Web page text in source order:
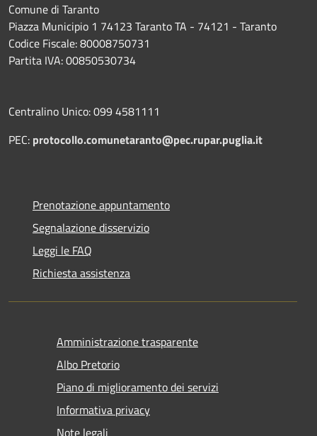
Comune di Taranto
Piazza Municipio 1 74123 Taranto TA - 74121 - Taranto
Codice Fiscale: 80008750731
Partita IVA: 00850530734
Centralino Unico: 099 4581111
PEC: protocollo.comunetaranto@pec.rupar.puglia.it
Prenotazione appuntamento
Segnalazione disservizio
Leggi le FAQ
Richiesta assistenza
Amministrazione trasparente
Albo Pretorio
Piano di miglioramento dei servizi
Informativa privacy